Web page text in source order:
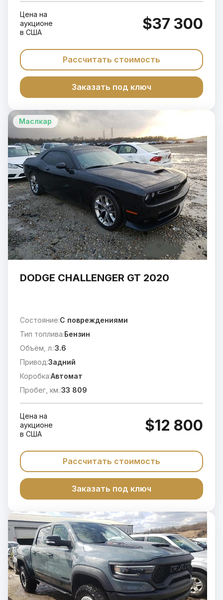
Цена на
аукционе
в США
$37 300
Рассчитать стоимость
Заказать под ключ
Маслкар
DODGE CHALLENGER GT 2020
Состояние:C повреждениями
Тип топлива:Бензин
Объём, л.:3.6
Привод:Задний
Коробка:Автомат
Пробег, км.:33 809
Цена на
аукционе
в США
$12 800
Рассчитать стоимость
Заказать под ключ